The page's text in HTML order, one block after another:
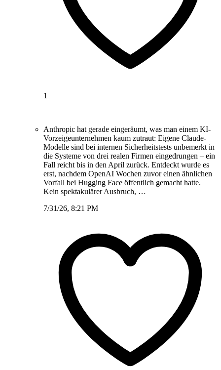
1
Anthropic hat gerade eingeräumt, was man einem KI-
Vorzeigeunternehmen kaum zutraut: Eigene Claude-
Modelle sind bei internen Sicherheitstests unbemerkt in
die Systeme von drei realen Firmen eingedrungen – ein
Fall reicht bis in den April zurück. Entdeckt wurde es
erst, nachdem OpenAI Wochen zuvor einen ähnlichen
Vorfall bei Hugging Face öffentlich gemacht hatte.
Kein spektakulärer Ausbruch, …
7/31/26, 8:21 PM